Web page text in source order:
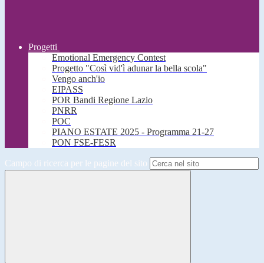
Progetti
Emotional Emergency Contest
Progetto "Così vid'ì adunar la bella scola"
Vengo anch'io
EIPASS
POR Bandi Regione Lazio
PNRR
POC
PIANO ESTATE 2025 - Programma 21-27
PON FSE-FESR
Campo di ricerca per le pagine del sito